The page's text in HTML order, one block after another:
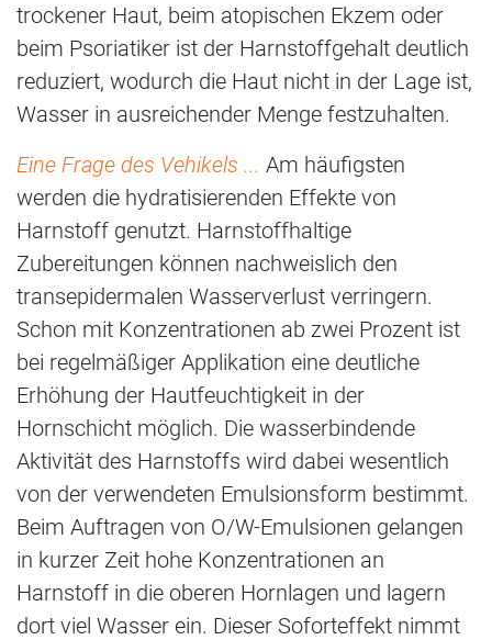
trockener Haut, beim atopischen Ekzem oder
beim Psoriatiker ist der Harnstoffgehalt deutlich
reduziert, wodurch die Haut nicht in der Lage ist,
Wasser in ausreichender Menge festzuhalten.
Eine Frage des Vehikels ... Am häufigsten
werden die hydratisierenden Effekte von
Harnstoff genutzt. Harnstoffhaltige
Zubereitungen können nachweislich den
transepidermalen Wasserverlust verringern.
Schon mit Konzentrationen ab zwei Prozent ist
bei regelmäßiger Applikation eine deutliche
Erhöhung der Hautfeuchtigkeit in der
Hornschicht möglich. Die wasserbindende
Aktivität des Harnstoffs wird dabei wesentlich
von der verwendeten Emulsionsform bestimmt.
Beim Auftragen von O/W-Emulsionen gelangen
in kurzer Zeit hohe Konzentrationen an
Harnstoff in die oberen Hornlagen und lagern
dort viel Wasser ein. Dieser Soforteffekt nimmt